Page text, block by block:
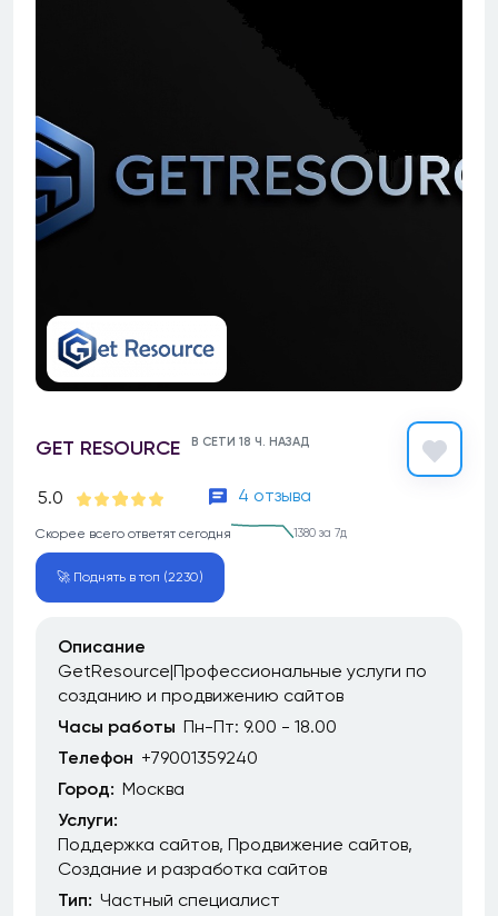
GET RESOURCE В СЕТИ 18 Ч. НАЗАД
5.0 4 отзыва
Скорее всего ответят сегодня 1380 за 7д
🚀 Поднять в топ (2230)
Описание
GetResource|Профессиональные услуги по
созданию и продвижению сайтов
Часы работы Пн-Пт: 9.00 - 18.00
Телефон +79001359240
Город: Москва
Услуги:
Поддержка сайтов Продвижение сайтов
Создание и разработка сайтов
Тип: Частный специалист